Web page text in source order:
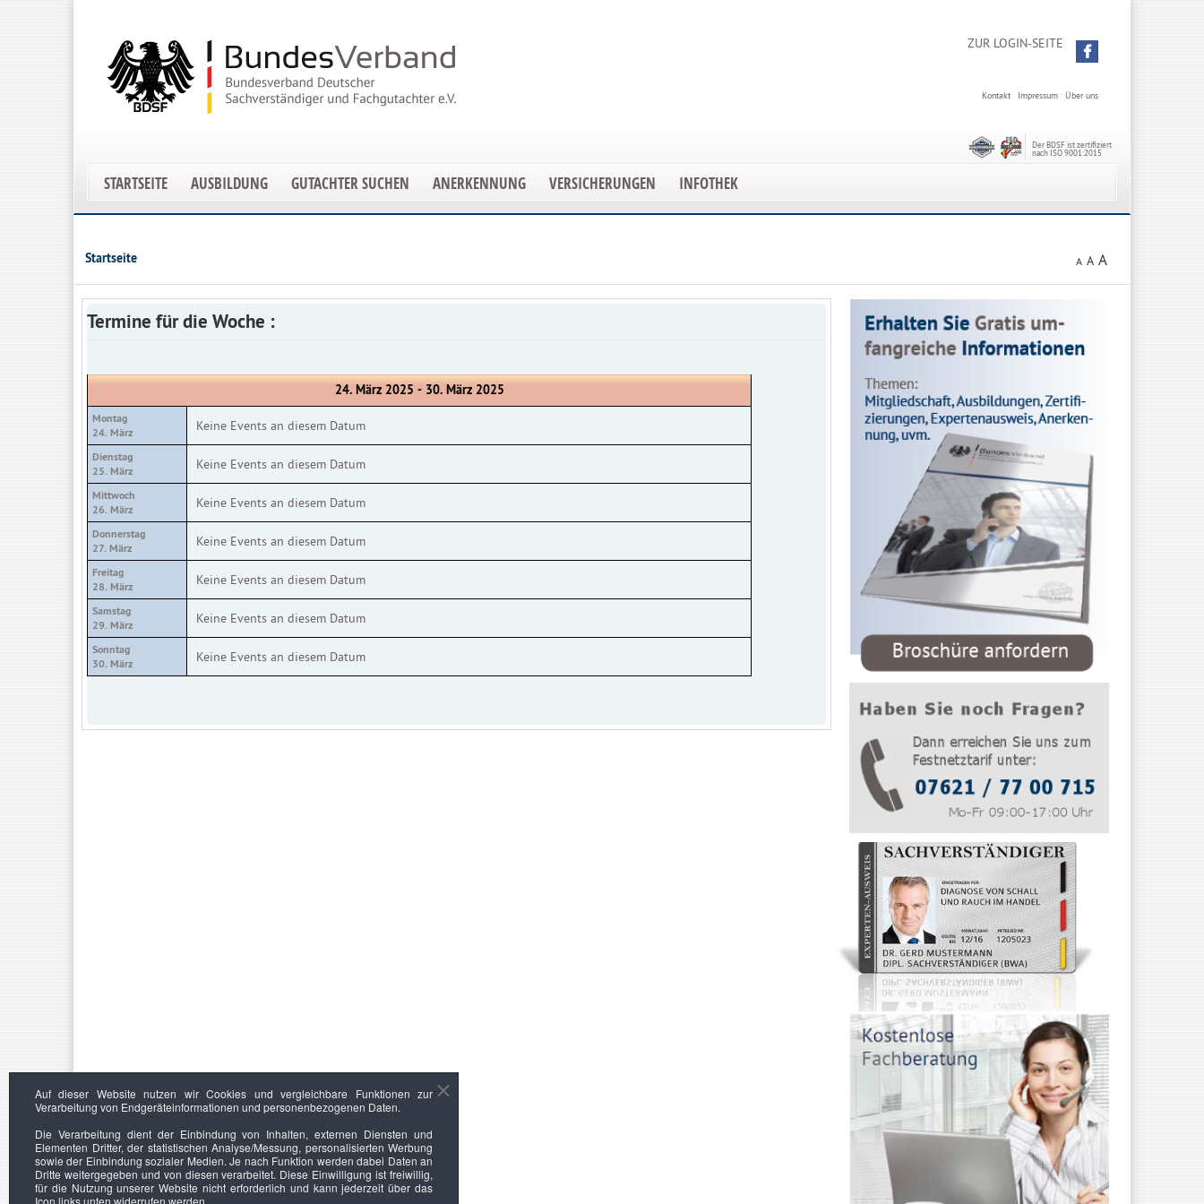
ZUR LOGIN-SEITE
Über uns
Impressum
Kontakt
Der BDSF ist zertifiziert
nach ISO 9001:2015
STARTSEITE AUSBILDUNG GUTACHTER SUCHEN ANERKENNUNG VERSICHERUNGEN INFOTHEK
Startseite A A A
Termine für die Woche :
24. März 2025 - 30. März 2025
Montag
24. März
Keine Events an diesem Datum
Dienstag
25. März
Keine Events an diesem Datum
Mittwoch
26. März
Keine Events an diesem Datum
Donnerstag
27. März
Keine Events an diesem Datum
Freitag
28. März
Keine Events an diesem Datum
Samstag
29. März
Keine Events an diesem Datum
Sonntag
30. März
Keine Events an diesem Datum
Auf dieser Website nutzen wir Cookies und vergleichbare Funktionen zur
Verarbeitung von Endgeräteinformationen und personenbezogenen Daten.
Die Verarbeitung dient der Einbindung von Inhalten, externen Diensten und
Elementen Dritter, der statistischen Analyse/Messung, personalisierten Werbung
sowie der Einbindung sozialer Medien. Je nach Funktion werden dabei Daten an
Dritte weitergegeben und von diesen verarbeitet. Diese Einwilligung ist freiwillig,
für die Nutzung unserer Website nicht erforderlich und kann jederzeit über das
Icon links unten widerrufen werden.